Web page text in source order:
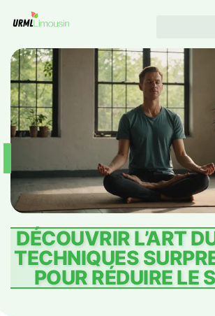
DÉCOUVRIR L’ART
TECHNIQUES
POUR RÉDUIRE LE